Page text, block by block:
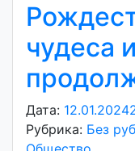
чудеса
Дата: 12.01.2024
Рубрика: Без